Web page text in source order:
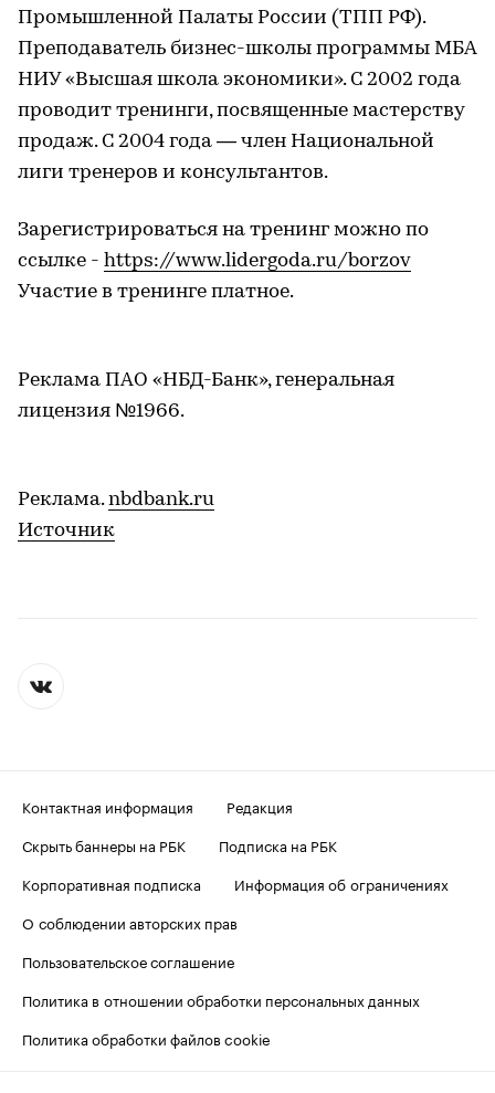
Промышленной Палаты России (ТПП РФ).
Преподаватель бизнес-школы программы МБА
НИУ «Высшая школа экономики». С 2002 года
проводит тренинги, посвященные мастерству
продаж. С 2004 года — член Национальной
лиги тренеров и консультантов.
Зарегистрироваться на тренинг можно по
ссылке - https://www.lidergoda.ru/borzov
Участие в тренинге платное.
Реклама ПАО «НБД-Банк», генеральная
лицензия №1966.
Реклама.nbdbank.ru
Источник
Контактная информация
Редакция
Скрыть баннеры на РБК
Подписка на РБК
Корпоративная подписка
Информация об ограничениях
О соблюдении авторских прав
Пользовательское соглашение
Политика в отношении обработки персональных данных
Политика обработки файлов cookie